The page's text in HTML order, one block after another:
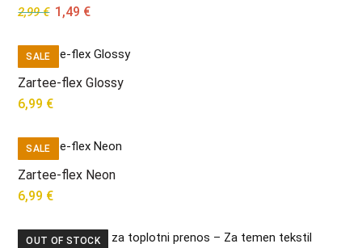
2,99€ Original
was:
2,99 €.
1,49 €Current
is:
1,49 €.
SALE
Zartee-flex Glossy
6,99 €
SALE
Zartee-flex Neon
6,99 €
OUT OF STOCK